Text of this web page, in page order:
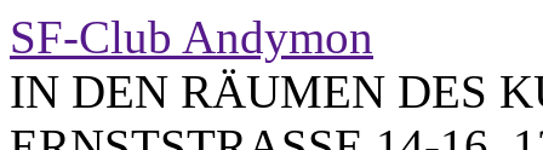
SF-Club Andymon
IN DEN RÄUMEN DES